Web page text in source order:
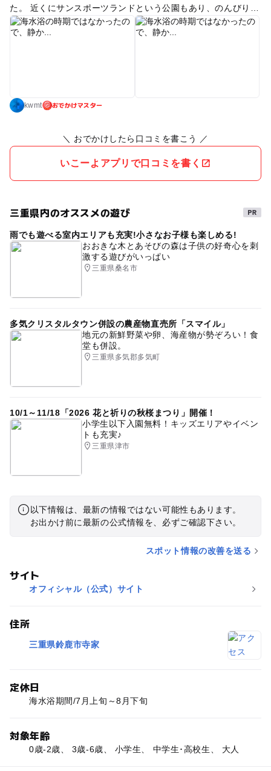
た。 近くにサンスポーツランドという公園もあり、のんびり過
ごせます。
kwmt おでかけマスター
＼ おでかけしたら口コミを書こう ／
いこーよアプリで口コミを書く
三重県内のオススメの遊び
雨でも遊べる室内エリアも充実!小さなお子様も楽しめる!
おおきな木とあそびの森は子供の好奇心を刺
激する遊びがいっぱい
三重県桑名市
多気クリスタルタウン併設の農産物直売所「スマイル」
地元の新鮮野菜や卵、海産物が勢ぞろい！食
堂も併設。
三重県多気郡多気町
10/1～11/18「2026 花と祈りの秋桜まつり」開催！
小学生以下入園無料！キッズエリアやイベン
トも充実♪
三重県津市
以下情報は、最新の情報ではない可能性もあります。
お出かけ前に最新の公式情報を、必ずご確認下さい。
スポット情報の改善を送る
サイト
オフィシャル（公式）サイト
住所
三重県鈴鹿市寺家
定休日
海水浴期間/7月上旬～8月下旬
対象年齢
0歳-2歳、 3歳-6歳、 小学生、 中学生･高校生、 大人